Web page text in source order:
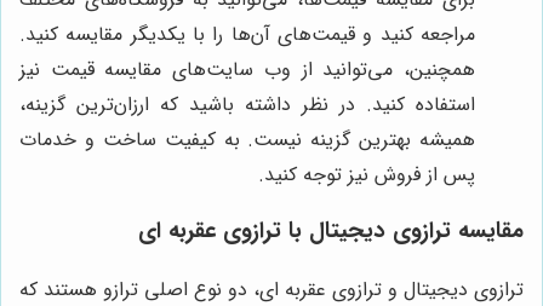
مراجعه کنید و قیمت‌های آن‌ها را با یکدیگر مقایسه کنید.
همچنین، می‌توانید از وب سایت‌های مقایسه قیمت نیز
استفاده کنید. در نظر داشته باشید که ارزان‌ترین گزینه،
همیشه بهترین گزینه نیست. به کیفیت ساخت و خدمات
پس از فروش نیز توجه کنید.
مقایسه ترازوی دیجیتال با ترازوی عقربه ای
ترازوی دیجیتال و ترازوی عقربه ای، دو نوع اصلی ترازو هستند که